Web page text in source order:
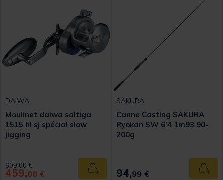
DAIWA
Moulinet daiwa saltiga
1515 hl sj spécial slow
jigging
Price reduced from
609,00 €to
459,00 € Ajouter au panier
SAKURA
Canne Casting SAKURA
Ryokan SW 6'4 1m93 90-
200g
94,99 €